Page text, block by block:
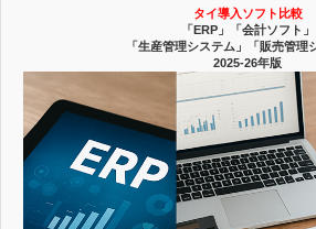
タイ導入ソフト比較
「ERP」「会計ソフト」
「生産管理システム」「販売管理
2025-26年版